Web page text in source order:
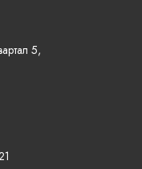
5,